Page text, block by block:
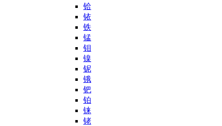
铪
铱
铁
锰
钼
镍
铌
锇
钯
铂
铼
铑